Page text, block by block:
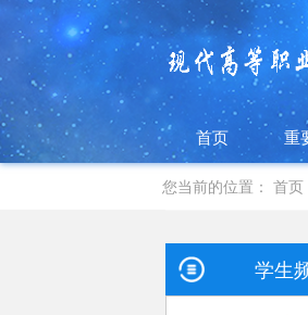
首页 重
您当前的位置：首页
学生